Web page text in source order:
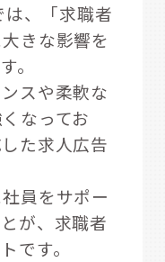
、「求職者
きな影響を
。
スや柔軟な
なってお
た求人広告
員をサポー
が、求職者
です。